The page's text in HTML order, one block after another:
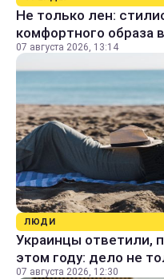
Не только лен:
комфортного образа
07 августа 2026, 13:14
ЛЮДИ
Украинцы ответили,
этом году: дело не
07 августа 2026, 12:30